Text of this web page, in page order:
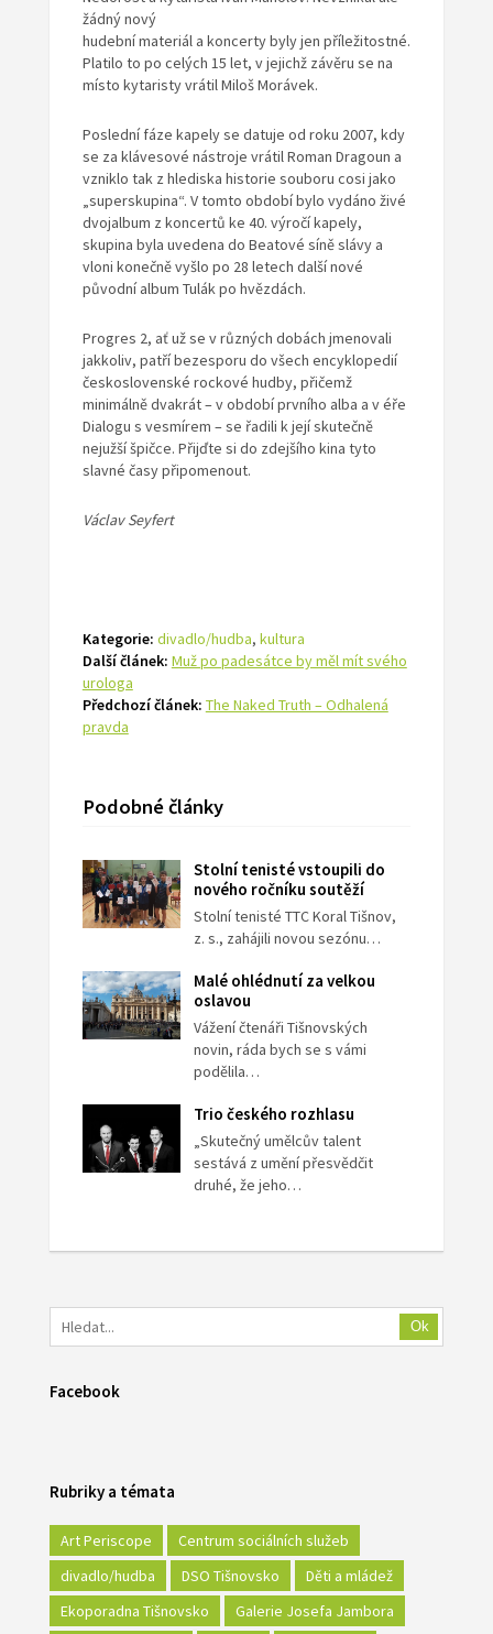
žádný nový
hudební materiál a koncerty byly jen příležitostné.
Platilo to po celých 15 let, v jejichž závěru se na
místo kytaristy vrátil Miloš Morávek.
Poslední fáze kapely se datuje od roku 2007, kdy
se za klávesové nástroje vrátil Roman Dragoun a
vzniklo tak z hlediska historie souboru cosi jako
„superskupina“. V tomto období bylo vydáno živé
dvojalbum z koncertů ke 40. výročí kapely,
skupina byla uvedena do Beatové síně slávy a
vloni konečně vyšlo po 28 letech další nové
původní album Tulák po hvězdách.
Progres 2, ať už se v různých dobách jmenovali
jakkoliv, patří bezesporu do všech encyklopedií
československé rockové hudby, přičemž
minimálně dvakrát – v období prvního alba a v éře
Dialogu s vesmírem – se řadili k její skutečně
nejužší špičce. Přijďte si do zdejšího kina tyto
slavné časy připomenout.
Václav Seyfert
Kategorie: divadlo/hudba, kultura
Další článek: Muž po padesátce by měl mít svého
urologa
Předchozí článek: The Naked Truth – Odhalená
pravda
Podobné články
Stolní tenisté vstoupili do
nového ročníku soutěží
Stolní tenisté TTC Koral Tišnov,
z. s., zahájili novou sezónu…
Malé ohlédnutí za velkou
oslavou
Vážení čtenáři Tišnovských
novin, ráda bych se s vámi
podělila…
Trio českého rozhlasu
„Skutečný umělcův talent
sestává z umění přesvědčit
druhé, že jeho…
Ok
Facebook
Rubriky a témata
Art Periscope
Centrum sociálních služeb
divadlo/hudba
DSO Tišnovsko
Děti a mládež
Ekoporadna Tišnovsko
Galerie Josefa Jambora